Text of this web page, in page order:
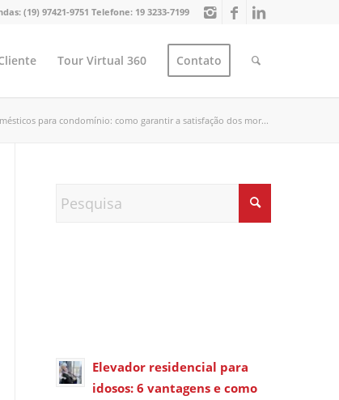
(19) 97421-9751 Telefone: 19 3233-7199
Tour Virtual 360 Contato
para condomínio: como garantir a satisfação dos mor...
Elevador residencial para
idosos: 6 vantagens e como